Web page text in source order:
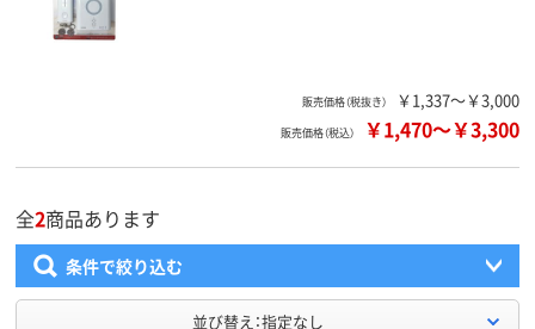
販売価格（税抜き） ￥1,337～￥3,000
販売価格（税込） ￥1,470～￥3,300
全2商品あります
条件で絞り込む
並び替え：指定なし